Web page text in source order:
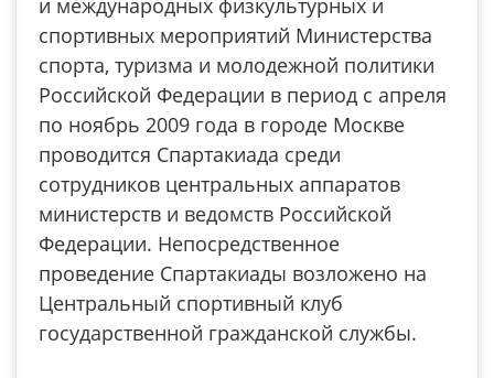
и международных физкультурных и
спортивных мероприятий Министерства
спорта, туризма и молодежной политики
Российской Федерации в период с апреля
по ноябрь 2009 года в городе Москве
проводится Спартакиада среди
сотрудников центральных аппаратов
министерств и ведомств Российской
Федерации. Непосредственное
проведение Спартакиады возложено на
Центральный спортивный клуб
государственной гражданской службы.